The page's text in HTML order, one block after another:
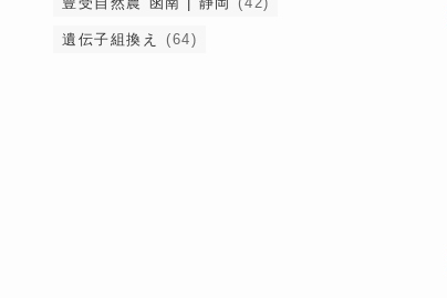
遺伝子組換え (64)